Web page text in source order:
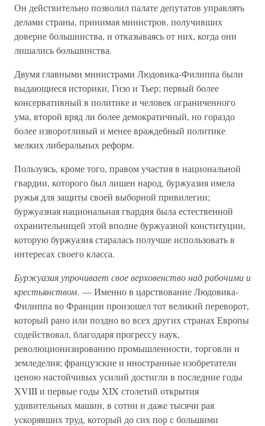
Он действительно позволил палате депутатов управлять
делами страны, принимая министров, получивших
доверие большинства, и отказываясь от них, когда они
лишались большинства.
Двумя главными министрами Людовика-Филиппа были
выдающиеся историки, Гизо и Тьер; первый более
консервативный в политике и человек ограниченного
ума, второй вряд ли более демократичный, но гораздо
более изворотливый и менее враждебный политике
мелких либеральных реформ.
Пользуясь, кроме того, правом участия в национальной
гвардии, которого был лишен народ, буржуазия имела
ружья для защиты своей выборной привилегии;
буржуазная национальная гвардия была естественной
охранительницей этой вполне буржуазной конституции,
которую буржуазия старалась получше использовать в
интересах своего класса.
Буржуазия упрочивает свое верховенство над рабочими и
крестьянством. — Именно в царствование Людовика-
Филиппа во Франции произошел тот великий переворот,
который рано или поздно во всех других странах Европы
содействовал, благодаря прогрессу наук,
революционизированию промышленности, торговли и
земледелия; французские и иностранные изобретатели
ценою настойчивых усилий достигли в последние годы
XVIII и первые годы XIX столетий открытия
удивительных машин, в сотни и даже тысячи рая
ускорявших труд, который до сих пор с большими